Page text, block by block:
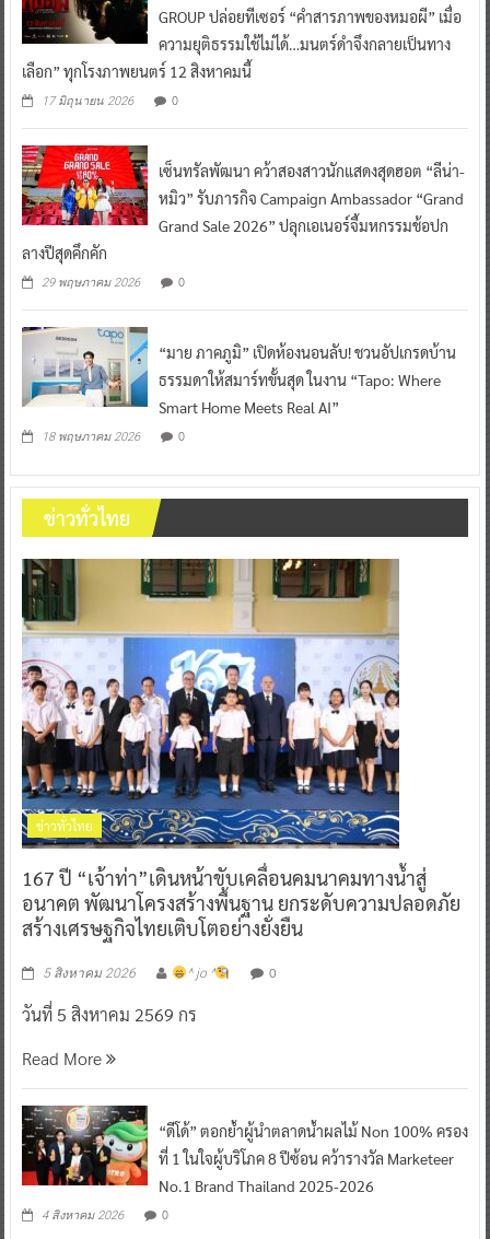
GROUP ปล่อยทีเซอร์ “คำสารภาพของหมอผี” เมื่อ
ความยุติธรรมใช้ไม่ได้…มนตร์ดำจึงกลายเป็นทาง
เลือก” ทุกโรงภาพยนตร์ 12 สิงหาคมนี้
17 มิถุนายน 2026 0
เซ็นทรัลพัฒนา คว้าสองสาวนักแสดงสุดฮอต “ลีน่า-
หมิว” รับภารกิจ Campaign Ambassador “Grand
Grand Sale 2026” ปลุกเอเนอร์จี้มหกรรมช้อปก
ลางปีสุดคึกคัก
29 พฤษภาคม 2026 0
“มาย ภาคภูมิ” เปิดห้องนอนลับ! ชวนอัปเกรดบ้าน
ธรรมดาให้สมาร์ทขั้นสุด ในงาน “Tapo: Where
Smart Home Meets Real AI”
18 พฤษภาคม 2026 0
ข่าวทั่วไทย
ข่าวทั่วไทย
167 ปี “เจ้าท่า”เดินหน้าขับเคลื่อนคมนาคมทางน้ำสู่
อนาคต พัฒนาโครงสร้างพื้นฐาน ยกระดับความปลอดภัย
สร้างเศรษฐกิจไทยเติบโตอย่างยั่งยืน
5 สิงหาคม 2026 ^ jo ^ 0
วันที่ 5 สิงหาคม 2569 กร
Read More
“ดีโด้” ตอกย้ำผู้นำตลาดน้ำผลไม้ Non 100% ครอง
ที่ 1 ในใจผู้บริโภค 8 ปีซ้อน คว้ารางวัล Marketeer
No.1 Brand Thailand 2025-2026
4 สิงหาคม 2026 0